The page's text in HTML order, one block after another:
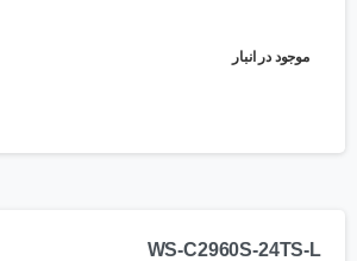
موجود در انبار
WS-C2960S-24TS-L